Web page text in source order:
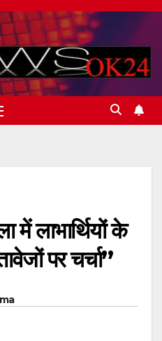
में लाभार्थियों के
पर चर्चा”